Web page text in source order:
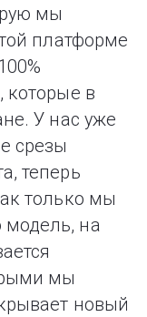
мы
платформе
которые в
У нас уже
срезы
теперь
только мы
на
мы
новый